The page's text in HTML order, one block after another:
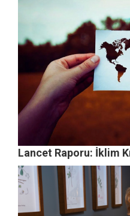
Lancet Raporu: İklim